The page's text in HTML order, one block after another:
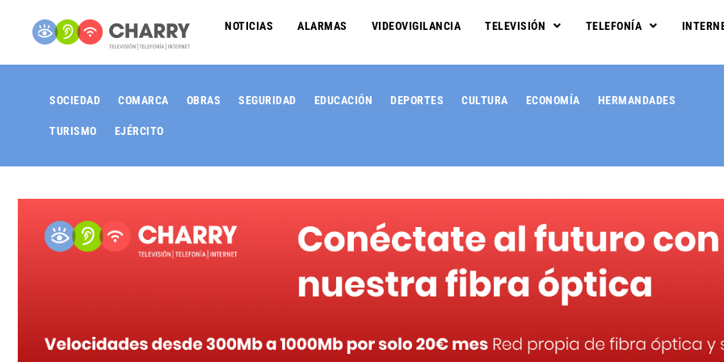
NOTICIAS ALARMAS VIDEOVIGILANCIA TELEVISIÓN TELEFONÍA
SOCIEDAD COMARCA OBRAS SEGURIDAD EDUCACIÓN DEPORTES CULTURA ECONOMÍA HERMANDADES
TURISMO EJÉRCITO